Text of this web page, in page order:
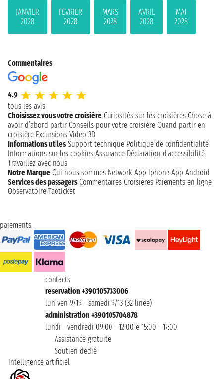
JANVIER
2028
FÉVRIER
2028
MARS
2028
AVRIL
2028
MAI
2028
Commentaires
4.9
tous les avis
Choisissez vous votre croisière Curiosités sur les croisières Chose à
avoir d’abord partir Conseils pour votre croisière Quand partir en
croisière Excursions Video 3D
Informations utiles Support technique Politique de confidentialité
Informations sur les cookies Assurance Déclaration d’accessibilité
Travaillez avec nous
Notre Marque Qui nous sommes Network App Iphone App Android
Services des passagers Commentaires Croisières Paiements en ligne
Observatoire Taoticket
paiements
contacts
reservation +390105733006
lun-ven 9/19 - samedi 9/13 (32 linee)
administration +390105704878
lundi - vendredi 09:00 - 12:00 e 15:00 - 17:00
Assistance gratuite
Soutien dédié
Intelligence artificiel